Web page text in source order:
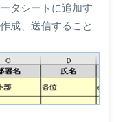
タシートに追加す
成、送信すること